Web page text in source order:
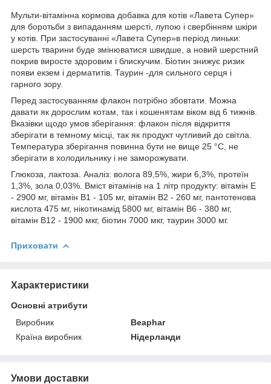
Мульти-вітамінна кормова добавка для котів «Лавета Супер»
для боротьби з випаданням шерсті, лупою і свербінням шкіри
у котів. При застосуванні «Лавета Супер»в період линьки:
шерсть тварини буде змінюватися швидше, а новий шерстний
покрив виросте здоровим і блискучим. Біотин знижує ризик
появи екзем і дерматитів. Таурин -для сильного серця і
гарного зору.
Пepeд застосуванням флакон потрібно збовтати. Можна
давати як дорослим котам, так і кошенятам віком від 6 тижнів.
Вказівки щодо умов зберігання: флакон після відкриття
зберігати в темному місці, так як продукт чутливий до світла.
Температура зберігання повинна бути не вище 25 °С, не
зберігати в холодильнику і не заморожувати.
Глюкоза, лактоза. Аналіз: волога 89,5%, жири 6,3%, протеїн
1,3%, зола 0,03%. Вміст вітамінів на 1 літр продукту: вітамін Е
- 2900 мг, вітамін В1 - 105 мг, вітамін В2 - 260 мг, пантотенова
кислота 475 мг, нікотинамід 5800 мг, вітамін В6 - 380 мг,
вітамін В12 - 1900 мкг, біотин 7000 мкг, таурин 3000 мг.
Приховати
Характеристики
Основні атрибути
Виробник
Beaphar
Країна виробник
Нідерланди
Умови доставки